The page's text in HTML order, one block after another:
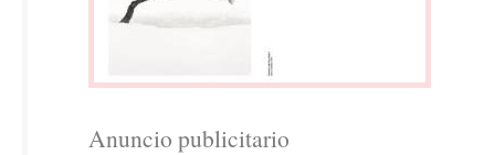
Anuncio publicitario